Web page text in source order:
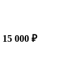
15 000 ₽